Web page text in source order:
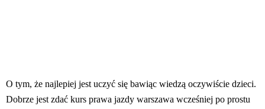
O tym, że najlepiej jest uczyć się bawiąc wiedzą oczywiście dzieci.
Dobrze jest zdać kurs prawa jazdy warszawa wcześniej po prostu